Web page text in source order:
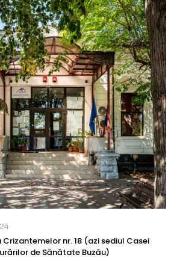
nr. 18 (azi sediul Casei
de Sănătate Buzău)